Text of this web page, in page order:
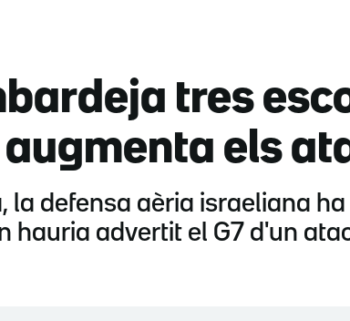
tres
augmenta els
la defensa aèria israeliana
hauria advertit el G7 d'un